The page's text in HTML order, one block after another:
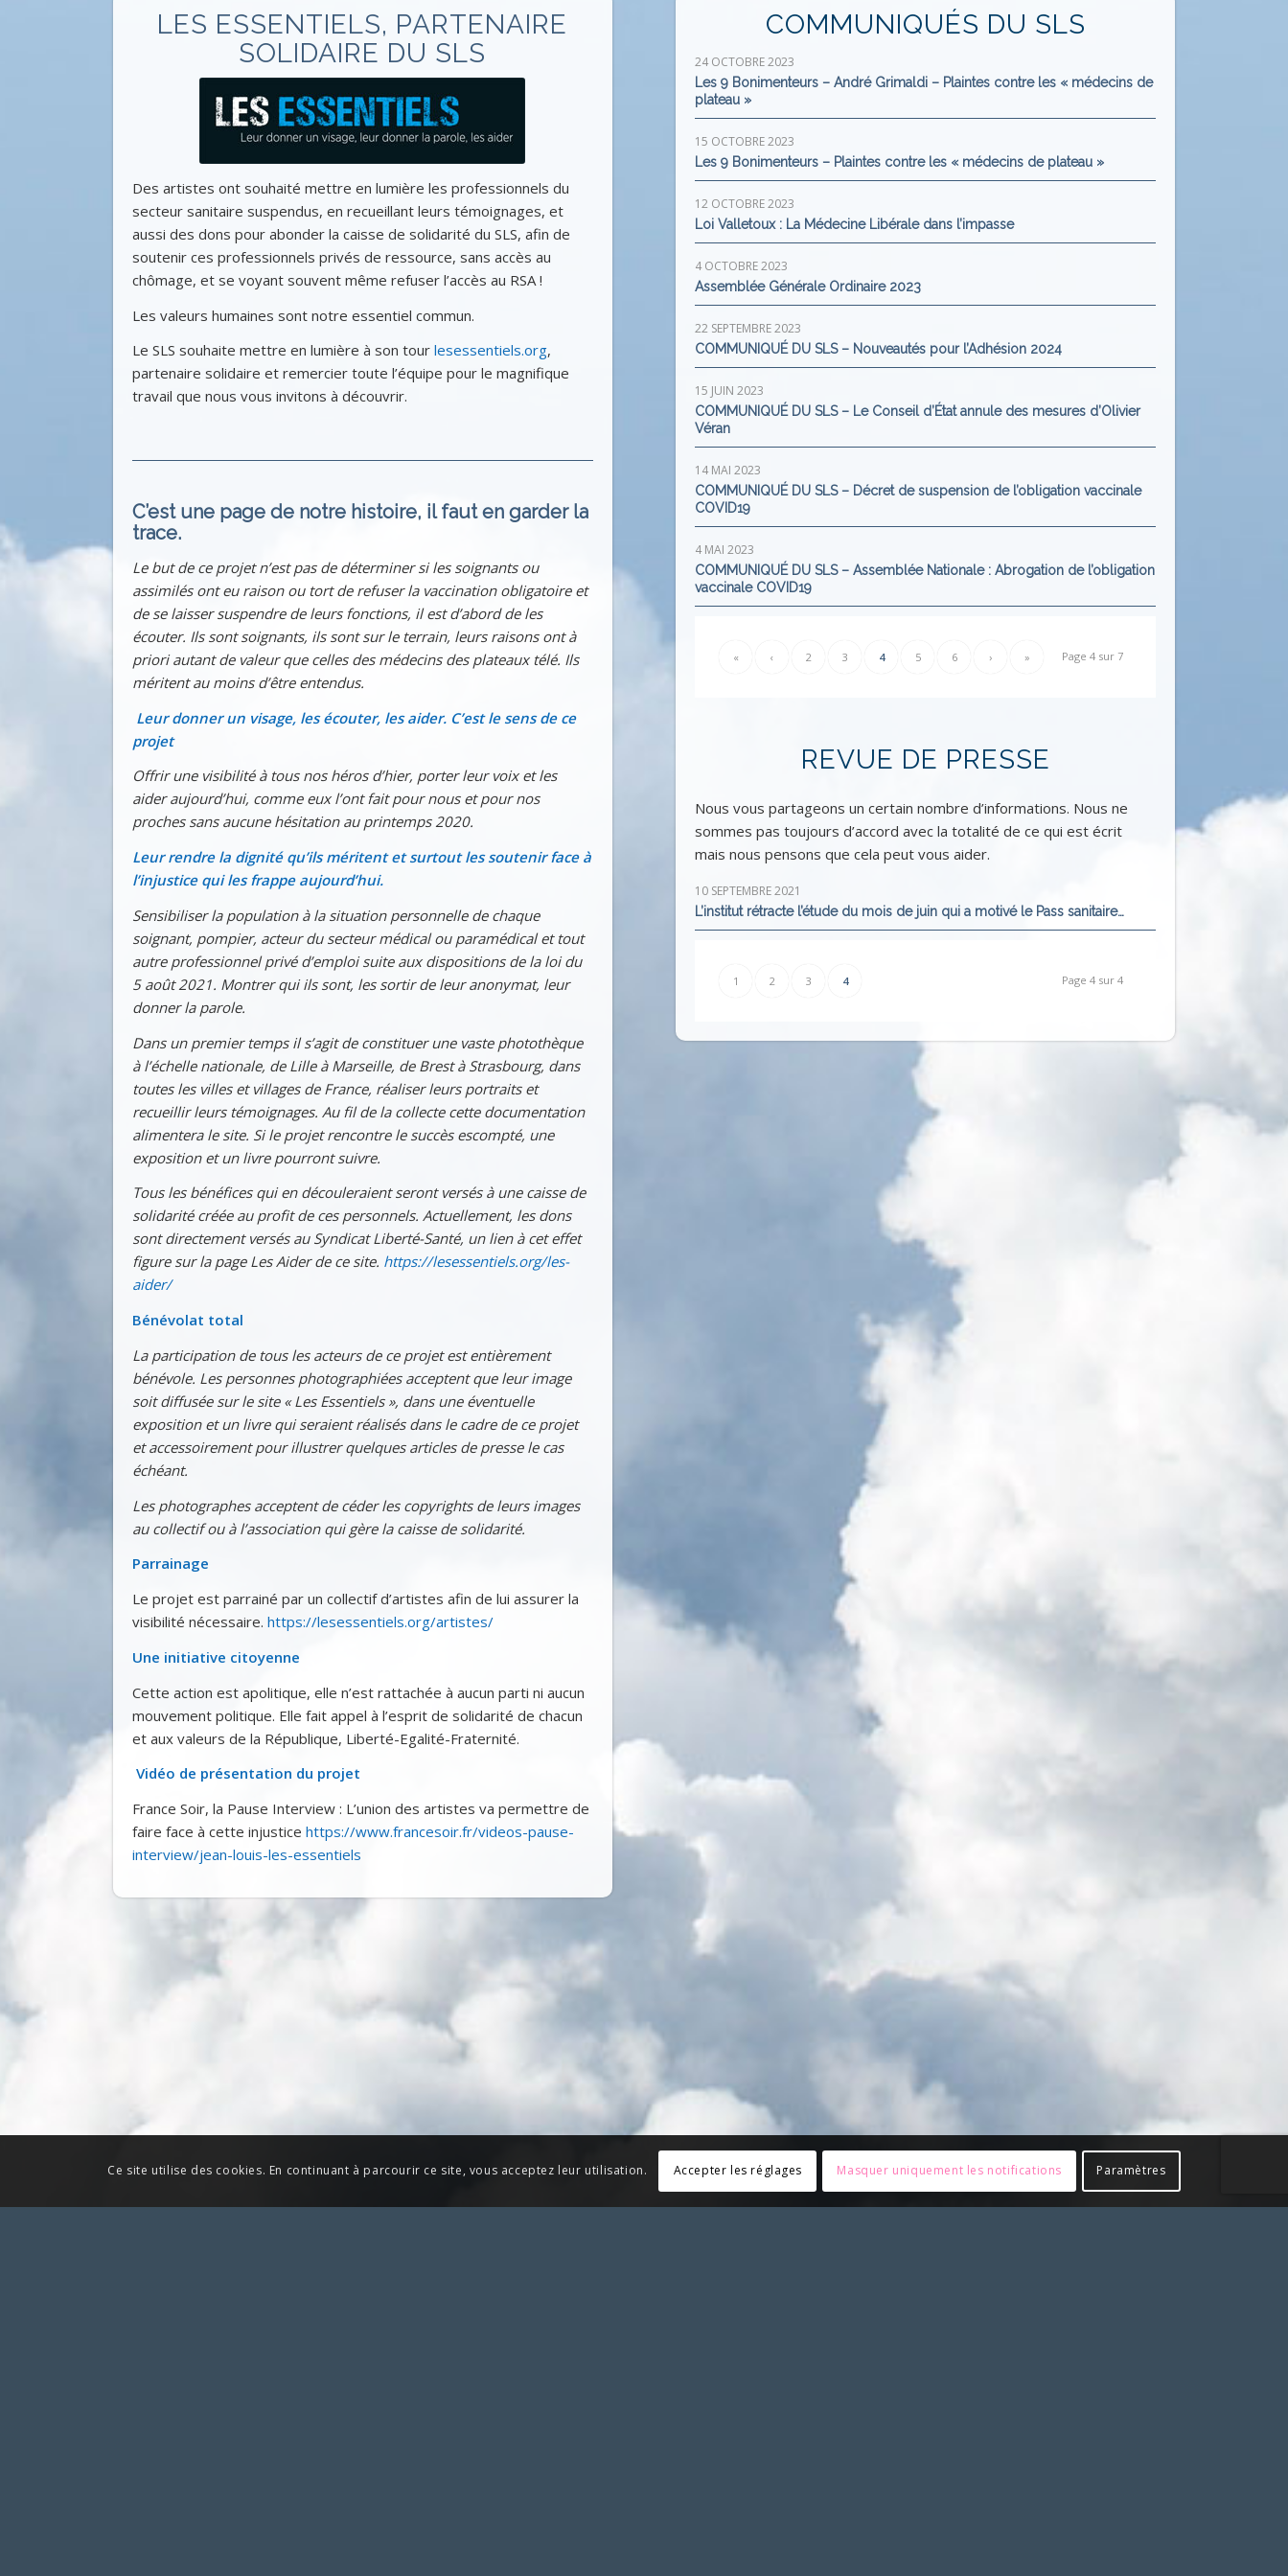
LES ESSENTIELS, PARTENAIRE
SOLIDAIRE DU SLS
Des artistes ont souhaité mettre en lumière les professionnels du
secteur sanitaire suspendus, en recueillant leurs témoignages, et
aussi des dons pour abonder la caisse de solidarité du SLS, afin de
soutenir ces professionnels privés de ressource, sans accès au
chômage, et se voyant souvent même refuser l’accès au RSA !
Les valeurs humaines sont notre essentiel commun.
Le SLS souhaite mettre en lumière à son tour lesessentiels.org,
partenaire solidaire et remercier toute l’équipe pour le magnifique
travail que nous vous invitons à découvrir.
C’est une page de notre histoire, il faut en garder la
trace.
Le but de ce projet n’est pas de déterminer si les soignants ou
assimilés ont eu raison ou tort de refuser la vaccination obligatoire et
de se laisser suspendre de leurs fonctions, il est d’abord de les
écouter. Ils sont soignants, ils sont sur le terrain, leurs raisons ont à
priori autant de valeur que celles des médecins des plateaux télé. Ils
méritent au moins d’être entendus.
Leur donner un visage, les écouter, les aider. C’est le sens de ce
projet
Offrir une visibilité à tous nos héros d’hier, porter leur voix et les
aider aujourd’hui, comme eux l’ont fait pour nous et pour nos
proches sans aucune hésitation au printemps 2020.
Leur rendre la dignité qu’ils méritent et surtout les soutenir face à
l’injustice qui les frappe aujourd’hui.
Sensibiliser la population à la situation personnelle de chaque
soignant, pompier, acteur du secteur médical ou paramédical et tout
autre professionnel privé d’emploi suite aux dispositions de la loi du
5 août 2021. Montrer qui ils sont, les sortir de leur anonymat, leur
donner la parole.
Dans un premier temps il s’agit de constituer une vaste photothèque
à l’échelle nationale, de Lille à Marseille, de Brest à Strasbourg, dans
toutes les villes et villages de France, réaliser leurs portraits et
recueillir leurs témoignages. Au fil de la collecte cette documentation
alimentera le site. Si le projet rencontre le succès escompté, une
exposition et un livre pourront suivre.
Tous les bénéfices qui en découleraient seront versés à une caisse de
solidarité créée au profit de ces personnels. Actuellement, les dons
sont directement versés au Syndicat Liberté-Santé, un lien à cet effet
figure sur la page Les Aider de ce site. https://lesessentiels.org/les-
aider/
Bénévolat total
La participation de tous les acteurs de ce projet est entièrement
bénévole. Les personnes photographiées acceptent que leur image
soit diffusée sur le site « Les Essentiels », dans une éventuelle
exposition et un livre qui seraient réalisés dans le cadre de ce projet
et accessoirement pour illustrer quelques articles de presse le cas
échéant.
Les photographes acceptent de céder les copyrights de leurs images
au collectif ou à l’association qui gère la caisse de solidarité.
Parrainage
Le projet est parrainé par un collectif d’artistes afin de lui assurer la
visibilité nécessaire. https://lesessentiels.org/artistes/
Une initiative citoyenne
Cette action est apolitique, elle n’est rattachée à aucun parti ni aucun
mouvement politique. Elle fait appel à l’esprit de solidarité de chacun
et aux valeurs de la République, Liberté-Egalité-Fraternité.
Vidéo de présentation du projet
France Soir, la Pause Interview : L’union des artistes va permettre de
faire face à cette injustice https://www.francesoir.fr/videos-pause-
interview/jean-louis-les-essentiels
COMMUNIQUÉS DU SLS
24 OCTOBRE 2023
Les 9 Bonimenteurs – André Grimaldi – Plaintes contre les « médecins de
plateau »
15 OCTOBRE 2023
Les 9 Bonimenteurs – Plaintes contre les « médecins de plateau »
12 OCTOBRE 2023
Loi Valletoux : La Médecine Libérale dans l’impasse
4 OCTOBRE 2023
Assemblée Générale Ordinaire 2023
22 SEPTEMBRE 2023
COMMUNIQUÉ DU SLS – Nouveautés pour l’Adhésion 2024
15 JUIN 2023
COMMUNIQUÉ DU SLS – Le Conseil d’État annule des mesures d’Olivier
Véran
14 MAI 2023
COMMUNIQUÉ DU SLS – Décret de suspension de l’obligation vaccinale
COVID19
4 MAI 2023
COMMUNIQUÉ DU SLS – Assemblée Nationale : Abrogation de l’obligation
vaccinale COVID19
Page 4 sur 7
« ‹ 2 3 4 5 6 › »
REVUE DE PRESSE
Nous vous partageons un certain nombre d’informations. Nous ne
sommes pas toujours d’accord avec la totalité de ce qui est écrit
mais nous pensons que cela peut vous aider.
10 SEPTEMBRE 2021
L’institut rétracte l’étude du mois de juin qui a motivé le Pass sanitaire…
Page 4 sur 4
1 2 3 4
Ce site utilise des cookies. En continuant à parcourir ce site, vous acceptez leur utilisation. Accepter les réglages Masquer uniquement les notifications Paramètres